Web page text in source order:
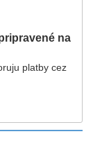
na
platby cez